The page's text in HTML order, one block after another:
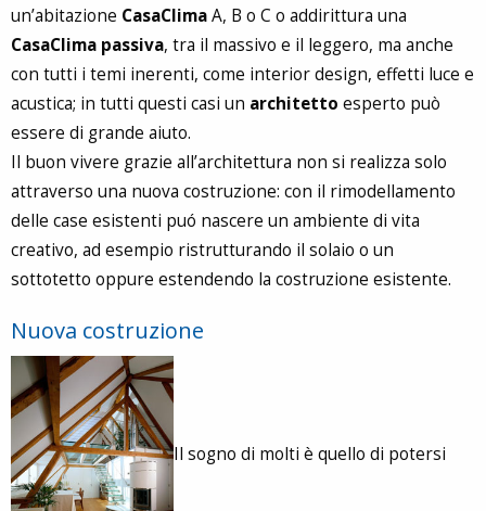
un’abitazione CasaClimaA, B o C o addirittura una
CasaClima passiva, tra il massivo e il leggero, ma anche
con tutti i temi inerenti, come interior design, effetti luce e
acustica; in tutti questi casi un architetto esperto può
essere di grande aiuto.
Il buon vivere grazie all’architettura non si realizza solo
attraverso una nuova costruzione: con il rimodellamento
delle case esistenti puó nascere un ambiente di vita
creativo, ad esempio ristrutturando il solaio o un
sottotetto oppure estendendo la costruzione esistente.
Nuova costruzione
Il sogno di molti è quello di potersi